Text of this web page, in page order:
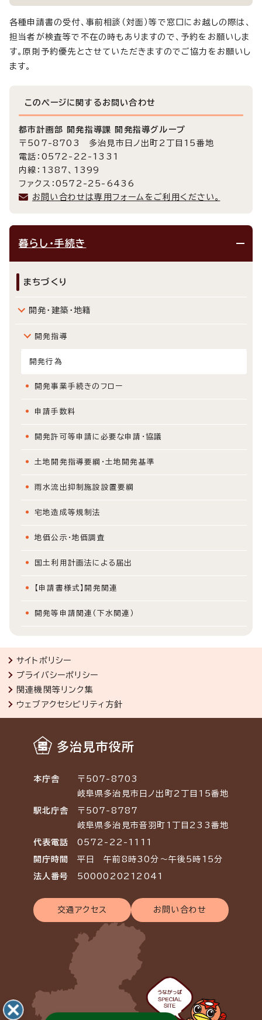
各種申請書の受付、事前相談（対面）等で窓口にお越しの際は、
担当者が検査等で不在の時もありますので、予約をお願いしま
す。原則予約優先とさせていただきますのでご協力をお願いし
ます。
このページに関する お問い合わせ
都市計画部 開発指導課 開発指導グループ
〒507-8703 多治見市日ノ出町2丁目15番地
電話：0572-22-1331
内線：1387、1399
ファクス：0572-25-6436
お問い合わせは専用フォームをご利用ください。
暮らし・手続き
まちづくり
開発・建築・地籍
開発指導
開発行為
開発事業手続きのフロー
申請手数料
開発許可等申請に必要な申請・協議
土地開発指導要綱・土地開発基準
雨水流出抑制施設設置要綱
宅地造成等規制法
地価公示・地価調査
国土利用計画法による届出
【申請書様式】開発関連
開発等申請関連（下水関連）
サイトポリシー
プライバシーポリシー
関連機関等リンク集
ウェブアクセシビリティ方針
多治見市役所
本庁舎
〒507-8703
岐阜県多治見市日ノ出町2丁目15番地
駅北庁舎
〒507-8787
岐阜県多治見市音羽町1丁目233番地
代表電話 0572-22-1111
開庁時間 平日 午前8時30分～午後5時15分
法人番号 5000020212041
交通アクセス お問い合わせ